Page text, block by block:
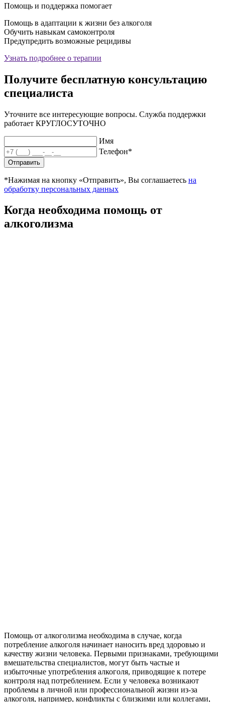
Помощь и поддержка помогает
Помощь в адаптации к жизни без алкоголя
Обучить навыкам самоконтроля
Предупредить возможные рецидивы
Узнать подробнее о терапии
Получите бесплатную консультацию
специалиста
Уточните все интересующие вопросы. Служба поддержки
работает КРУГЛОСУТОЧНО
Имя
Телефон*
Отправить
*Нажимая на кнопку «Отправить», Вы соглашаетесь на
обработку персональных данных
Когда необходима помощь от
алкоголизма
Помощь от алкоголизма необходима в случае, когда
потребление алкоголя начинает наносить вред здоровью и
качеству жизни человека. Первыми признаками, требующими
вмешательства специалистов, могут быть частые и
избыточные употребления алкоголя, приводящие к потере
контроля над потреблением. Если у человека возникают
проблемы в личной или профессиональной жизни из-за
алкоголя, например, конфликты с близкими или коллегами,